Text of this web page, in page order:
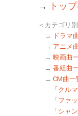
→ トッ
＜カテゴリ
→
ドラマ
→ アニメ
→ 映画曲
→ 番組曲
→ CM曲一
「クル
「ファ
「シャ